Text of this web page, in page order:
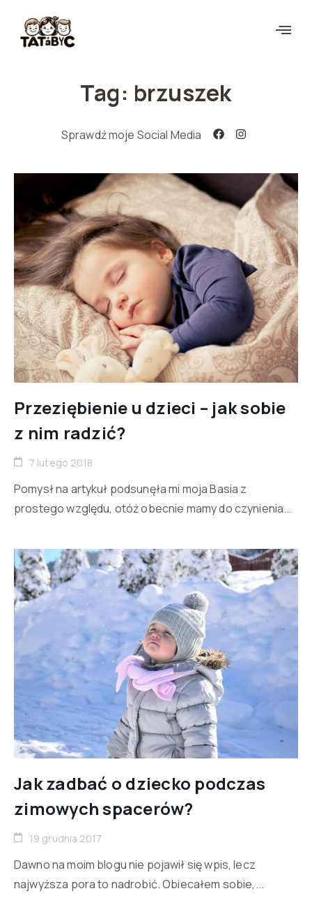
Tag: brzuszek
Sprawdź moje Social Media
Przeziębienie u dzieci – jak sobie
z nim radzić?
7 lutego 2018
Pomysł na artykuł podsunęła mi moja Basia z
prostego względu, otóż obecnie mamy do czynienia...
Jak zadbać o dziecko podczas
zimowych spacerów?
19 grudnia 2017
Dawno na moim blogu nie pojawił się wpis, lecz
najwyższa pora to nadrobić. Obiecałem sobie,...